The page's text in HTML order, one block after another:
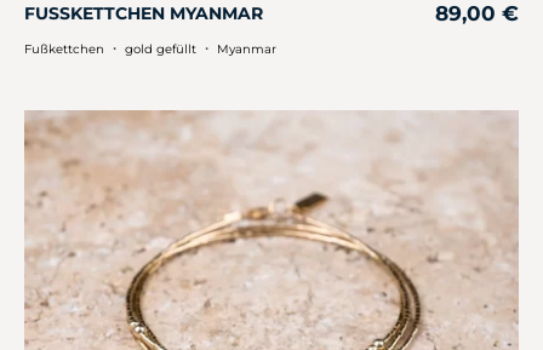
FUSSKETTCHEN MYANMAR 89,00 €
Fußkettchen ・ gold gefüllt ・ Myanmar